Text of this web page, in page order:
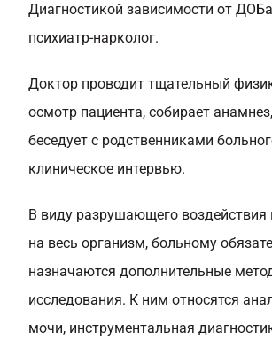
Диагностикой зависимости от
психиатр-нарколог.
Доктор проводит тщательный
осмотр пациента, собирает
беседует с родственниками
клиническое интервью.
В виду разрушающего воздействия
на весь организм, больному
назначаются дополнительные
исследования. К ним относятся
мочи, инструментальная